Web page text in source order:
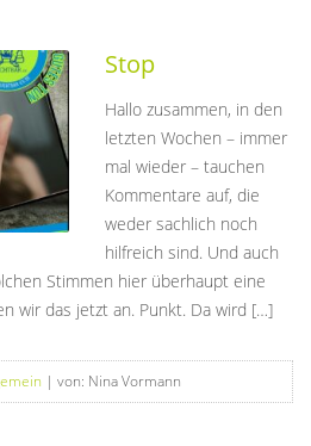
Stop
Hallo zusammen, in den
letzten Wochen – immer
mal wieder – tauchen
Kommentare auf, die
weder sachlich noch
hilfreich sind. Und auch
Stimmen hier überhaupt eine
wir das jetzt an. Punkt. Da wird […]
| von: Nina Vormann